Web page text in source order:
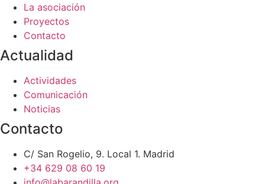
La asociación
Proyectos
Contacto
Actualidad
Actividades
Comunicación
Noticias
Contacto
C/ San Rogelio, 9. Local 1. Madrid
+34 629 08 60 19